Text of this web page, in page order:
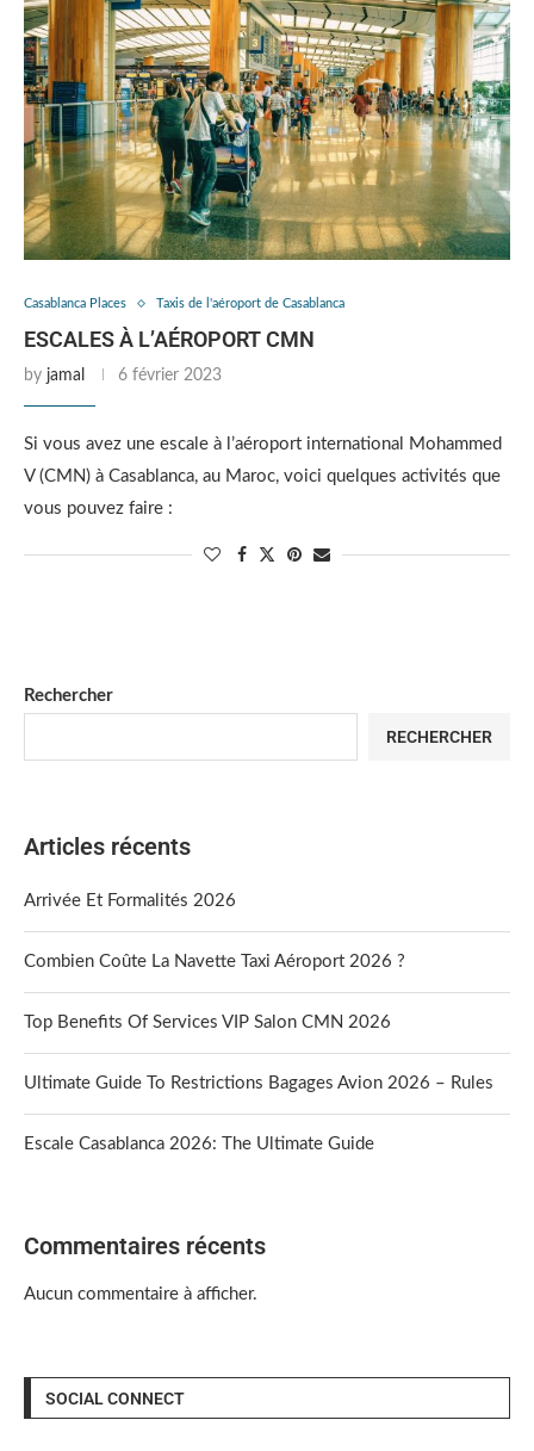
Casablanca Places Taxis de l'aéroport de Casablanca
ESCALES À L’AÉROPORT CMN
by jamal 6 février 2023
Si vous avez une escale à l’aéroport international Mohammed
V (CMN) à Casablanca, au Maroc, voici quelques activités que
vous pouvez faire :
Rechercher
RECHERCHER
Articles récents
Arrivée Et Formalités 2026
Combien Coûte La Navette Taxi Aéroport 2026 ?
Top Benefits Of Services VIP Salon CMN 2026
Ultimate Guide To Restrictions Bagages Avion 2026 – Rules
Escale Casablanca 2026: The Ultimate Guide
Commentaires récents
Aucun commentaire à afficher.
SOCIAL CONNECT